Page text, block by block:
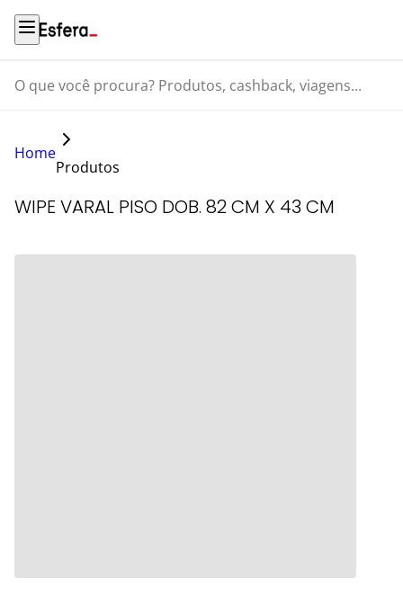
O que você procura? Produtos, cashback, viagens...
Home
Produtos
WIPE VARAL PISO DOB. 82 CM X 43 CM